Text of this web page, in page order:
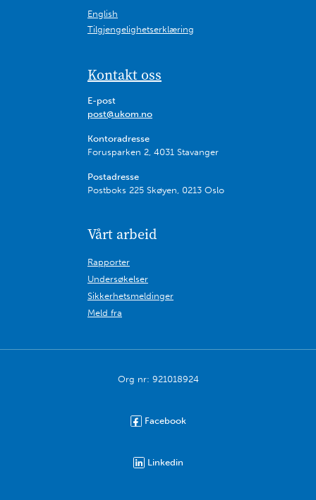
Vårt arbeid
Rapporter
Undersøkelser
Sikkerhetsmeldinger
Meld fra
English
Tilgjengelighetserklæring
Kontakt oss
E-post
post@ukom.no
Kontoradresse
Forusparken 2, 4031 Stavanger
Postadresse
Postboks 225 Skøyen, 0213 Oslo
Org nr: 921018924
Facebook
Linkedin